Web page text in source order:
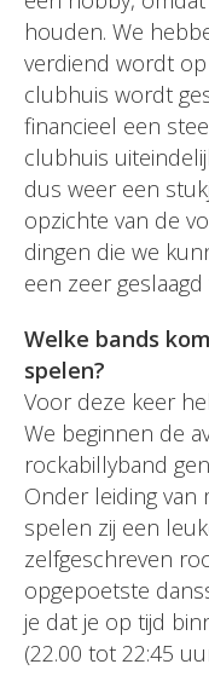
houden. We
verdiend wordt
clubhuis wordt
financieel een
clubhuis
dus weer een
opzichte van de
dingen die we
een zeer geslaagd
Welke bands
spelen?
Voor deze keer
We beginnen de
rockabillyband
Onder leiding van
spelen zij een
zelfgeschreven
opgepoetste
je dat je op tijd
(22.00 tot 22:45